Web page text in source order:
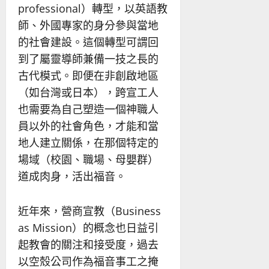
professional）轉型，以英語教
師、外國專家的身分參與當地
的社會建設。這個轉型可謂回
到了屬靈導師兼備一技之長的
古代模式。即便在非創啟地區
（如台灣或日本），跨宣工人
也需要為自己塑造一個神職人
員以外的社會角色，才能和當
地人建立關係，在那個特定的
場域（校園、職場、母嬰群）
道成肉身，活出福音。
近年來，營商宣教（Business
as Mission）的概念也日益引
起教會的關注和接受度，過去
以空殼公司作為福音事工之掩